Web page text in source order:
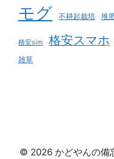
モグ 不耕起栽培 堆
格安sim 格安スマホ
雑草
© 2026 かどやんの備